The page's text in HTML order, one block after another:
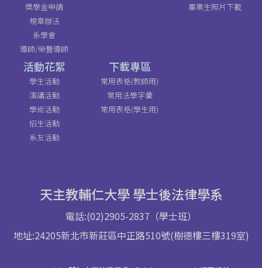
獎學金申請
規章辦法
系學會
導師/榮譽導師
畢業生照片下載
活動花絮
學生活動
演講活動
學術活動
招生活動
系友活動
下載專區
常用表格(教師用)
常用法學字彙
常用表格(學生用)
天主教輔仁大學 學士後法律學系
電話:(02)2905-2837（學士班）
地址:24205新北市新莊區中正路510號(樹德樓三樓319室)